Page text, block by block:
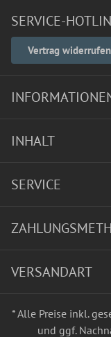
SERVICE-
Vertrag widerrufen
INHALT
SERVICE
VERSANDART
* Alle Preise inkl.
und ggf.